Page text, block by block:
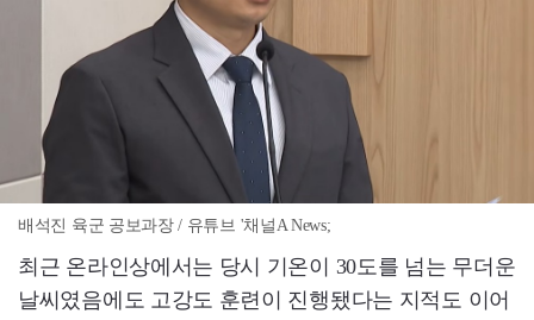
배석진 육군 공보과장 / 유튜브 '채널A News;
최근 온라인상에서는 당시 기온이 30도를 넘는 무더운
날씨였음에도 고강도 훈련이 진행됐다는 지적도 이어